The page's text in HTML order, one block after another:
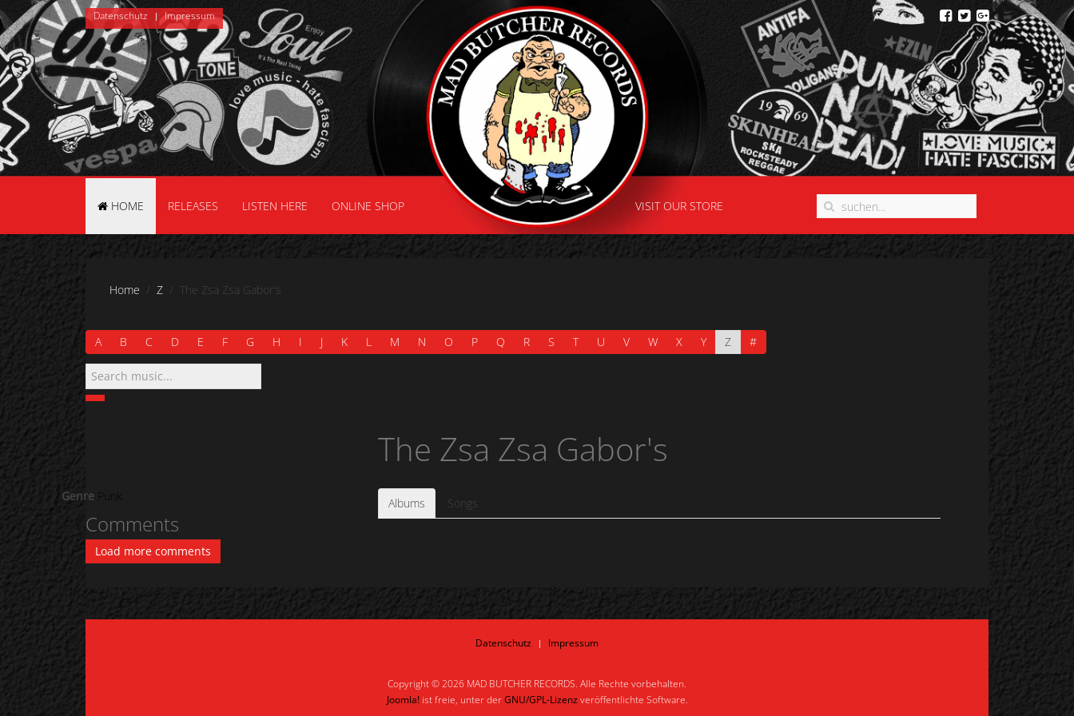
Datenschutz Impressum
HOME RELEASES LISTEN HERE ONLINE SHOP VISIT OUR STORE
Home Z The Zsa Zsa Gabor's
A B C D E F G H I J K L M N O P Q R S T U V W X Y Z #
The Zsa Zsa Gabor's
Genre Punk
Comments
Load more comments
Albums Songs
Datenschutz Impressum
Copyright © 2026 MAD BUTCHER RECORDS. Alle Rechte vorbehalten.
Joomla!ist freie, unter derGNU/GPL-Lizenzveröffentlichte Software.